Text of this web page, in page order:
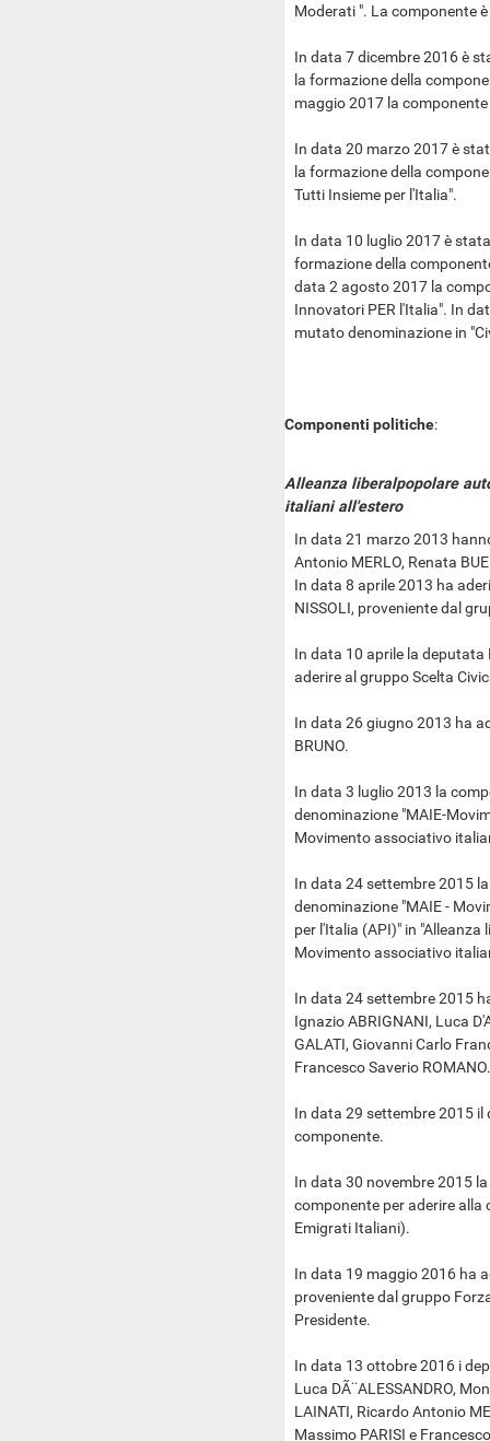
Moderati ". La componente
In data 7 dicembre 2016 è
la formazione della
maggio 2017 la
In data 20 marzo 2017 è
la formazione della
Tutti Insieme per l'Italia".
In data 10 luglio 2017 è
formazione della
data 2 agosto 2017 la
Innovatori PER l'Italia". In
mutato denominazione in
Componenti politiche:
Alleanza liberalpopolare
italiani all'estero
In data 21 marzo 2013
Antonio MERLO, Renata
In data 8 aprile 2013 ha
NISSOLI, proveniente dal
In data 10 aprile la deputata
aderire al gruppo Scelta
In data 26 giugno 2013 ha
BRUNO.
In data 3 luglio 2013 la
denominazione "MAIE-
Movimento associativo
In data 24 settembre 2015
denominazione "MAIE -
per l'Italia (API)" in
Movimento associativo
In data 24 settembre 2015
Ignazio ABRIGNANI, Luca
GALATI, Giovanni Carlo
Francesco Saverio ROMANO.
In data 29 settembre 2015 il
componente.
In data 30 novembre 2015
componente per aderire alla
Emigrati Italiani).
In data 19 maggio 2016 ha
proveniente dal gruppo
Presidente.
In data 13 ottobre 2016 i
Luca DÃ¨ALESSANDRO,
LAINATI, Ricardo Antonio
Massimo PARISI e